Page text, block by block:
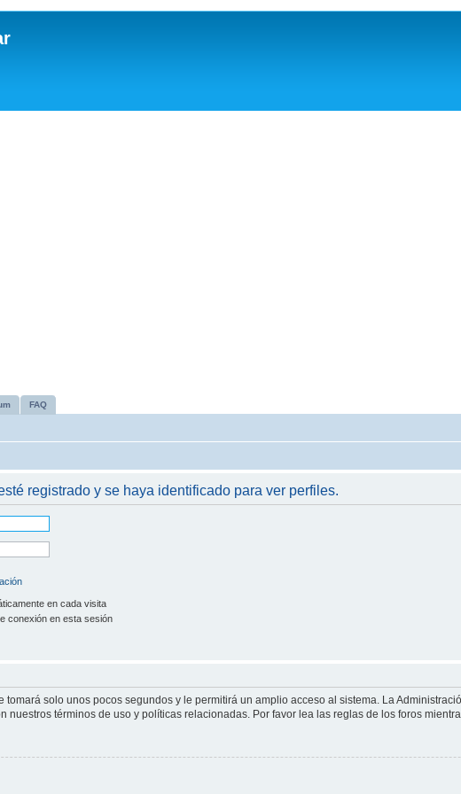
FAQ
registrado y se haya identificado para ver perfiles.
en cada visita
conexión en esta sesión
tomará solo unos pocos segundos y le permitirá un amplio acceso al sistema. La
términos de uso y políticas relacionadas. Por favor lea las reglas de los foros